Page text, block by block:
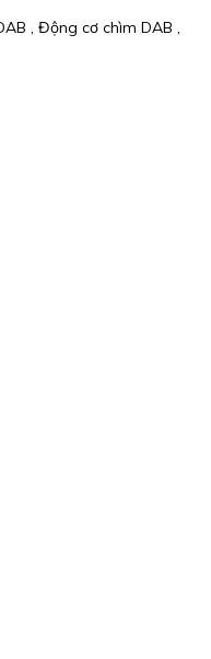
, Động cơ chìm DAB ,